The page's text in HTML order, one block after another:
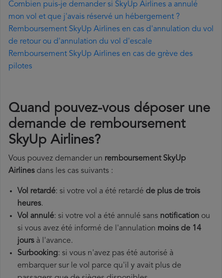
Combien puis-je demander si SkyUp Airlines a annulé
mon vol et que j'avais réservé un hébergement ?
Remboursement SkyUp Airlines en cas d'annulation du vol
de retour ou d'annulation du vol d'escale
Remboursement SkyUp Airlines en cas de grève des
pilotes
Quand pouvez-vous déposer une
demande de remboursement
SkyUp Airlines?
Vous pouvez demander un remboursement SkyUp
Airlines dans les cas suivants :
Vol retardé: si votre vol a été retardé de plus de trois
heures.
Vol annulé: si votre vol a été annulé sans notification ou
si vous avez été informé de l'annulation moins de 14
jours à l'avance.
Surbooking: si vous n'avez pas été autorisé à
embarquer sur le vol parce qu'il y avait plus de